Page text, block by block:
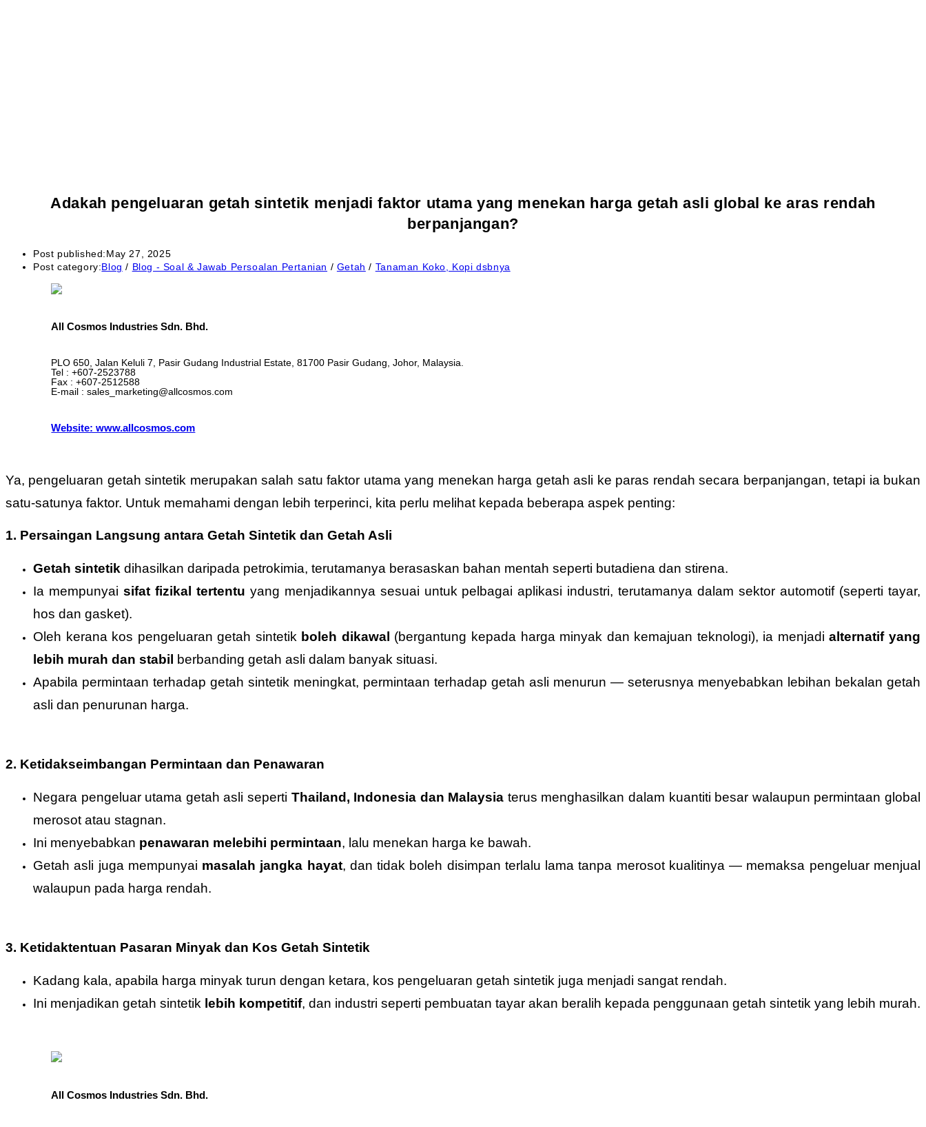
Adakah pengeluaran getah sintetik menjadi faktor utama yang menekan harga getah asli global ke aras rendah
berpanjangan?
Post published:May 27, 2025
Post category:Blog / Blog - Soal & Jawab Persoalan Pertanian / Getah / Tanaman Koko, Kopi dsbnya
All Cosmos Industries Sdn. Bhd.
PLO 650, Jalan Keluli 7, Pasir Gudang Industrial Estate, 81700 Pasir Gudang, Johor, Malaysia.
Tel : +607-2523788
Fax : +607-2512588
E-mail : sales_marketing@allcosmos.com
Website: www.allcosmos.com
Ya, pengeluaran getah sintetik merupakan salah satu faktor utama yang menekan harga getah asli ke paras rendah secara berpanjangan, tetapi ia bukan
satu-satunya faktor. Untuk memahami dengan lebih terperinci, kita perlu melihat kepada beberapa aspek penting:
1. Persaingan Langsung antara Getah Sintetik dan Getah Asli
Getah sintetik dihasilkan daripada petrokimia, terutamanya berasaskan bahan mentah seperti butadiena dan stirena.
Ia mempunyai sifat fizikal tertentu yang menjadikannya sesuai untuk pelbagai aplikasi industri, terutamanya dalam sektor automotif (seperti tayar,
hos dan gasket).
Oleh kerana kos pengeluaran getah sintetik boleh dikawal (bergantung kepada harga minyak dan kemajuan teknologi), ia menjadialternatif yang
lebih murah dan stabil
berbanding getah asli dalam banyak situasi.
Apabila permintaan terhadap getah sintetik meningkat, permintaan terhadap getah asli menurun — seterusnya menyebabkan lebihan bekalan getah
asli dan penurunan harga.
2. Ketidakseimbangan Permintaan dan Penawaran
Negara pengeluar utama getah asli seperti Thailand, Indonesia dan Malaysia terus menghasilkan dalam kuantiti besar walaupun permintaan global
merosot atau stagnan.
Ini menyebabkan penawaran melebihi permintaan, lalu menekan harga ke bawah.
Getah asli juga mempunyai masalah jangka hayat, dan tidak boleh disimpan terlalu lama tanpa merosot kualitinya — memaksa pengeluar menjual
walaupun pada harga rendah.
3. Ketidaktentuan Pasaran Minyak dan Kos Getah Sintetik
Kadang kala, apabila harga minyak turun dengan ketara, kos pengeluaran getah sintetik juga menjadi sangat rendah.
Ini menjadikan getah sintetik lebih kompetitif, dan industri seperti pembuatan tayar akan beralih kepada penggunaan getah sintetik yang lebih murah.
All Cosmos Industries Sdn. Bhd.